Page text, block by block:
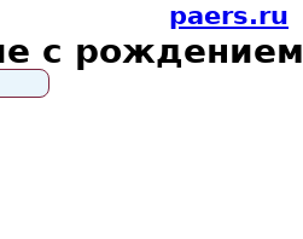
paers.ru
с